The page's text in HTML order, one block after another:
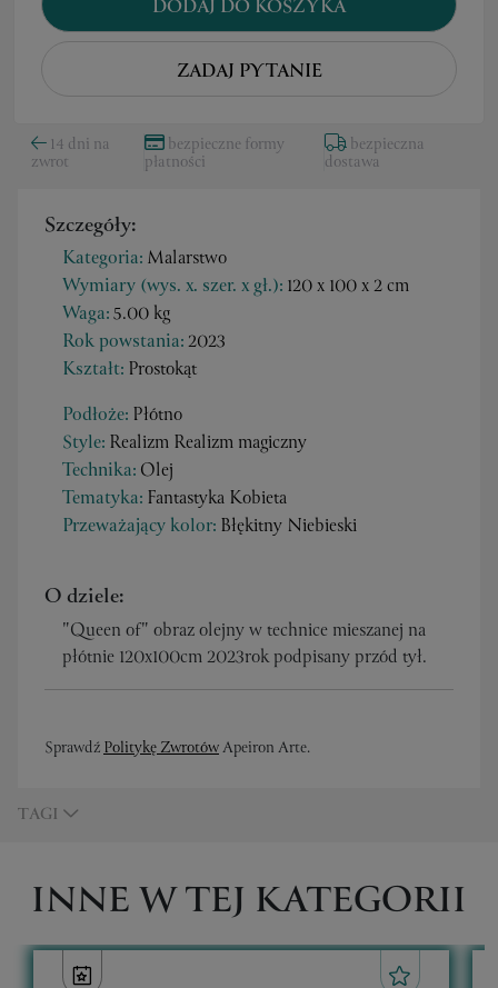
DODAJ DO KOSZYKA
ZADAJ PYTANIE
14 dni na
zwrot
bezpieczne formy
płatności
bezpieczna
dostawa
Szczegóły:
Kategoria: Malarstwo
Wymiary (wys. x. szer. x gł.): 120 x 100 x 2 cm
Waga:5.00 kg
Rok powstania:2023
Kształt: Prostokąt
Podłoże: Płótno
Style: Realizm Realizm magiczny
Technika: Olej
Tematyka: Fantastyka Kobieta
Przeważający kolor: Błękitny Niebieski
O dziele:
"Queen of" obraz olejny w technice mieszanej na
płótnie 120x100cm 2023rok podpisany przód tył.
SprawdźPolitykę ZwrotówApeiron Arte.
TAGI
INNE W TEJ KATEGORII